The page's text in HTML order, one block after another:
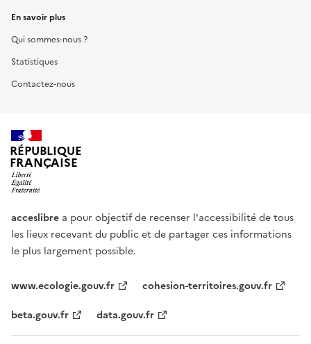
En savoir plus
Qui sommes-nous ?
Statistiques
Contactez-nous
RÉPUBLIQUE
FRANÇAISE
acceslibre a pour objectif de recenser l'accessibilité de tous
les lieux recevant du public et de partager ces informations
le plus largement possible.
www.ecologie.gouv.fr
cohesion-territoires.gouv.fr
beta.gouv.fr
data.gouv.fr